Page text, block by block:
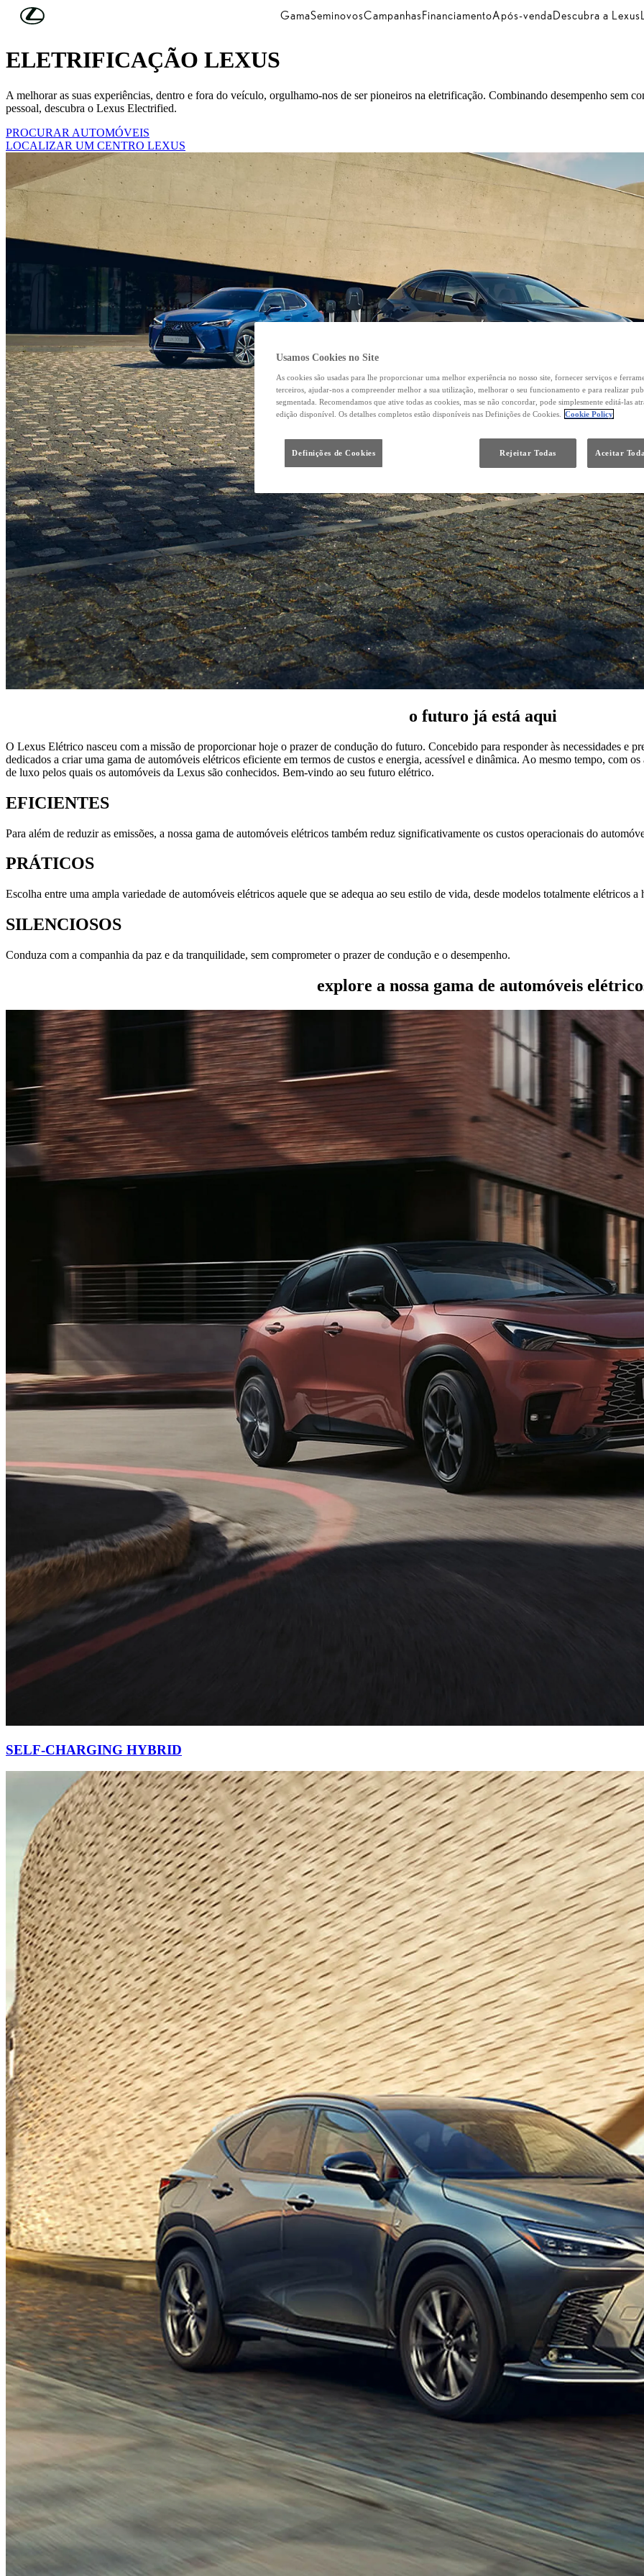
Skip to Main Content GamaSeminovosCampanhasFinanciamentoApós-vendaDescubra a Lexus
APRESENTAÇÃO
ELETRIFICAÇÃO LEXUS
A melhorar as suas experiências, dentro e fora do veículo, orgulhamo-nos de ser pioneiros na eletrificação. Combinando desempenho sem
pessoal, descubra o Lexus Electrified.
PROCURAR AUTOMÓVEIS
LOCALIZAR UM CENTRO LEXUS
o futuro já está aqui
O Lexus Elétrico nasceu com a missão de proporcionar hoje o prazer de condução do futuro. Concebido para responder às necessidades e
dedicados a criar uma gama de automóveis elétricos eficiente em termos de custos e energia, acessível e dinâmica. Ao mesmo tempo, com
de luxo pelos quais os automóveis da Lexus são conhecidos. Bem-vindo ao seu futuro elétrico.
EFICIENTES
Para além de reduzir as emissões, a nossa gama de automóveis elétricos também reduz significativamente os custos operacionais do
PRÁTICOS
Escolha entre uma ampla variedade de automóveis elétricos aquele que se adequa ao seu estilo de vida, desde modelos totalmente elétricos a
SILENCIOSOS
Conduza com a companhia da paz e da tranquilidade, sem comprometer o prazer de condução e o desempenho.
explore a nossa gama de automóveis
SELF-CHARGING HYBRID
Usamos Cookies no Site
As cookies são usadas para lhe proporcionar uma melhor experiência no nosso site, fornecer serviços e
terceiros, ajudar-nos a compreender melhor a sua utilização, melhorar o seu funcionamento e para realizar
segmentada. Recomendamos que ative todas as cookies, mas se não concordar, pode simplesmente editá-las
edição disponível. Os detalhes completos estão disponíveis nas Definições de Cookies.
Cookie Policy
Rejeitar Todas Aceitar
Definições de Cookies